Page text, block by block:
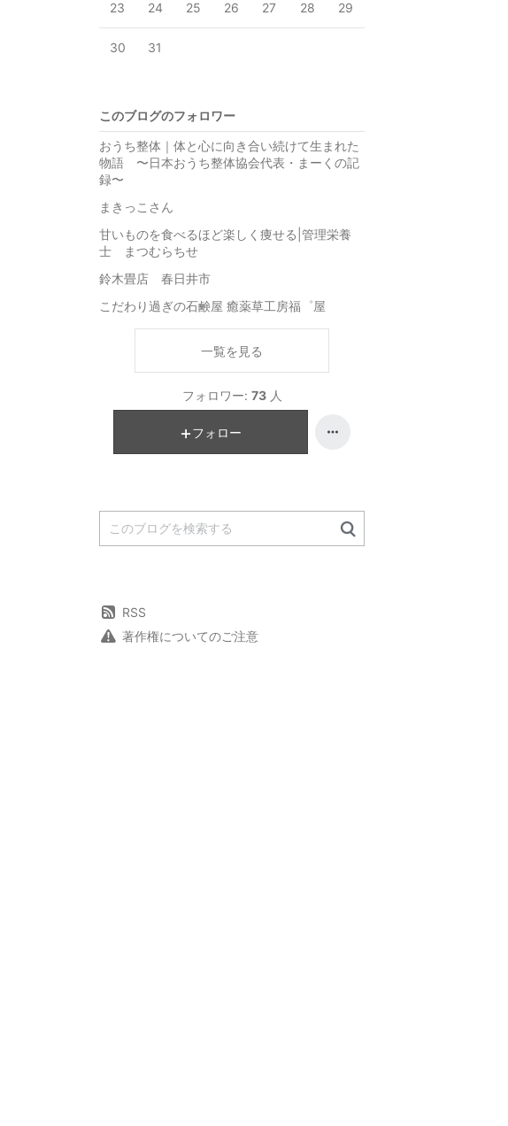
23 24 25 26 27 28 29
30 31
このブログのフォロワー
おうち整体｜体と心に向き合い続けて生まれた
物語 〜日本おうち整体協会代表・まーくの記
録〜
まきっこさん
甘いものを食べるほど楽しく痩せる|管理栄養
士 まつむらちせ
鈴木畳店 春日井市
こだわり過ぎの石鹸屋 癒薬草工房福゜屋
一覧を見る
フォロワー: 73 人
フォロー
RSS
著作権についてのご注意